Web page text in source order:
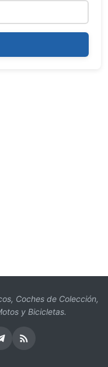
Coches de Colección,
y Bicicletas.